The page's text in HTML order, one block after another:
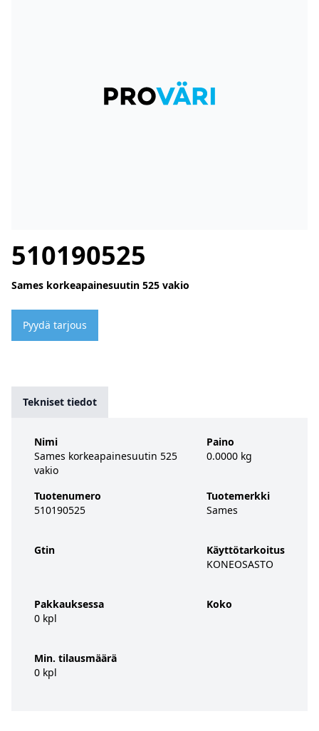
510190525
Sames korkeapainesuutin 525 vakio
Pyydä tarjous
Tekniset tiedot
Nimi
Sames korkeapainesuutin 525
vakio
Tuotenumero
510190525
Gtin
Pakkauksessa
0 kpl
Min. tilausmäärä
0 kpl
Paino
0.0000 kg
Tuotemerkki
Sames
Käyttötarkoitus
KONEOSASTO
Koko